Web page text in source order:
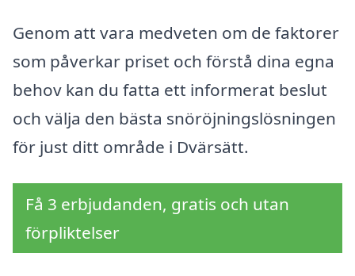
Genom att vara medveten om de faktorer
som påverkar priset och förstå dina egna
behov kan du fatta ett informerat beslut
och välja den bästa snöröjningslösningen
för just ditt område i Dvärsätt.
Få 3 erbjudanden, gratis och utan
förpliktelser